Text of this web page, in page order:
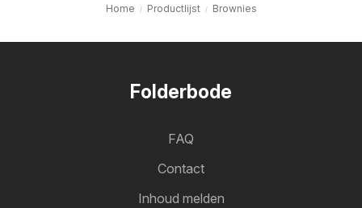
Home Productlijst Brownies
Folderbode
FAQ
Contact
Inhoud melden